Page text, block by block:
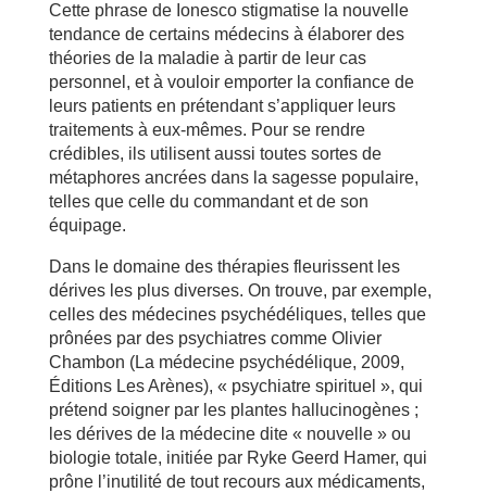
Cette phrase de Ionesco stigmatise la nouvelle
tendance de certains médecins à élaborer des
théories de la maladie à partir de leur cas
personnel, et à vouloir emporter la confiance de
leurs patients en prétendant s’appliquer leurs
traitements à eux-mêmes. Pour se rendre
crédibles, ils utilisent aussi toutes sortes de
métaphores ancrées dans la sagesse populaire,
telles que celle du commandant et de son
équipage.
Dans le domaine des thérapies fleurissent les
dérives les plus diverses. On trouve, par exemple,
celles des médecines psychédéliques, telles que
prônées par des psychiatres comme Olivier
Chambon (La médecine psychédélique, 2009,
Éditions Les Arènes), « psychiatre spirituel », qui
prétend soigner par les plantes hallucinogènes ;
les dérives de la médecine dite « nouvelle » ou
biologie totale, initiée par Ryke Geerd Hamer, qui
prône l’inutilité de tout recours aux médicaments,